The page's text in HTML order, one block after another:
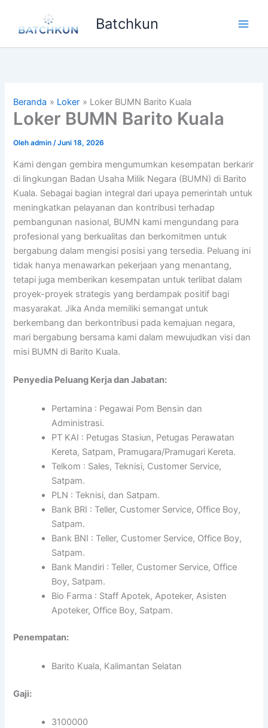
konten
Batchkun
Beranda Loker Loker BUMN Barito Kuala
Loker BUMN Barito Kuala
Olehadmin/Juni 18, 2026
Kami dengan gembira mengumumkan kesempatan berkarir
di lingkungan Badan Usaha Milik Negara (BUMN) di Barito
Kuala. Sebagai bagian integral dari upaya pemerintah untuk
meningkatkan pelayanan dan kontribusi terhadap
pembangunan nasional, BUMN kami mengundang para
profesional yang berkualitas dan berkomitmen untuk
bergabung dalam mengisi posisi yang tersedia. Peluang ini
tidak hanya menawarkan pekerjaan yang menantang,
tetapi juga memberikan kesempatan untuk terlibat dalam
proyek-proyek strategis yang berdampak positif bagi
masyarakat. Jika Anda memiliki semangat untuk
berkembang dan berkontribusi pada kemajuan negara,
mari bergabung bersama kami dalam mewujudkan visi dan
misi BUMN di Barito Kuala.
Penyedia Peluang Kerja dan Jabatan:
Pertamina : Pegawai Pom Bensin dan
Administrasi.
PT KAI : Petugas Stasiun, Petugas Perawatan
Kereta, Satpam, Pramugara/Pramugari Kereta.
Telkom : Sales, Teknisi, Customer Service,
Satpam.
PLN : Teknisi, dan Satpam.
Bank BRI : Teller, Customer Service, Office Boy,
Satpam.
Bank BNI : Teller, Customer Service, Office Boy,
Satpam.
Bank Mandiri : Teller, Customer Service, Office
Boy, Satpam.
Bio Farma : Staff Apotek, Apoteker, Asisten
Apoteker, Office Boy, Satpam.
Penempatan:
Barito Kuala, Kalimantan Selatan
Gaji:
3100000